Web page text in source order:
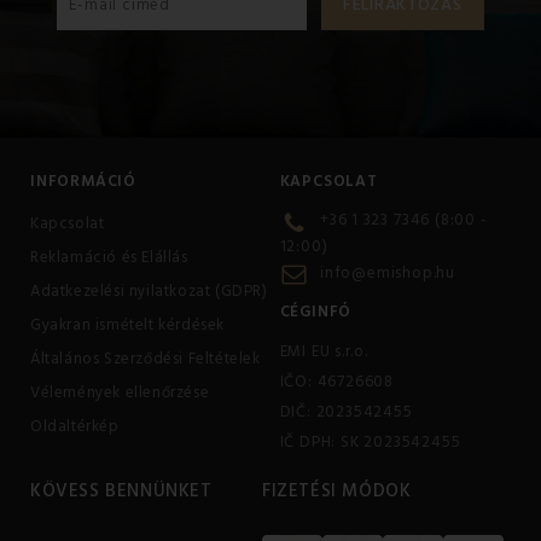
INFORMÁCIÓ
Kapcsolat
Reklamáció és Elállás
Adatkezelési nyilatkozat (GDPR)
Gyakran ismételt kérdések
Általános Szerződési Feltételek
Vélemények ellenőrzése
Oldaltérkép
KAPCSOLAT
+36 1 323 7346 (8:00 -
12:00)
info@emishop.hu
CÉGINFÓ
EMI EU s.r.o.
IČO: 46726608
DIČ: 2023542455
IČ DPH: SK 2023542455
KÖVESS BENNÜNKET FIZETÉSI MÓDOK